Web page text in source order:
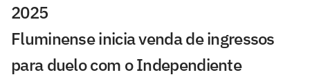
2025
Fluminense inicia venda de ingressos
para duelo com o Independiente